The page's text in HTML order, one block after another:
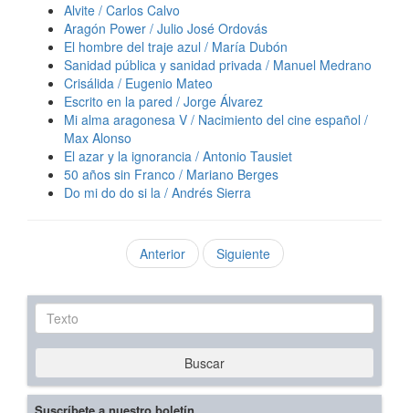
Alvite / Carlos Calvo
Aragón Power / Julio José Ordovás
El hombre del traje azul / María Dubón
Sanidad pública y sanidad privada / Manuel Medrano
Crisálida / Eugenio Mateo
Escrito en la pared / Jorge Álvarez
Mi alma aragonesa V / Nacimiento del cine español /
Max Alonso
El azar y la ignorancia / Antonio Tausiet
50 años sin Franco / Mariano Berges
Do mi do do si la / Andrés Sierra
Anterior Siguiente
Texto
Buscar